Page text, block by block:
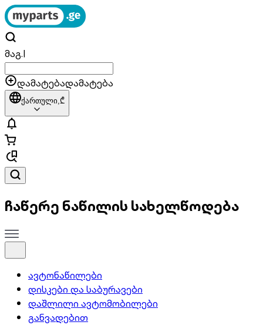
მაგ.|
დამატებადამატება
ქართული,₾
ჩაწერე ნაწილის სახელწოდება
ავტონაწილები
დისკები და საბურავები
დაშლილი ავტომობილები
განვადებით